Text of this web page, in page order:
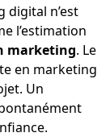
digital n’est
l’estimation
marketing. Le
en marketing
Un